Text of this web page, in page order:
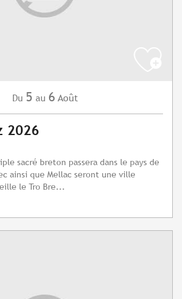
Du 5 au 6 Août
2026
sacré breton passera dans le pays de
ainsi que Mellac seront une ville
le Tro Bre...